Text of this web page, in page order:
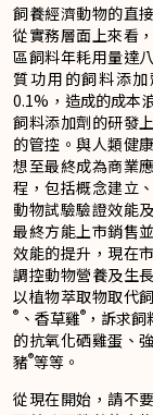
飼養經濟動物的直
從實務層面上來看
區飼料年耗用量達
質功用的飼料添
0.1%，造成的成本
飼料添加劑的研發
的管控。與人類健
想至最終成為商業
程，包括概念建立
動物試驗驗證效能
最終方能上市銷售
效能的提升，現在
調控動物營養及生
以植物萃取物取代
® 、香草雞®，訴求飼
的抗氧化硒雞蛋、
豬®等等。
從現在開始，請不